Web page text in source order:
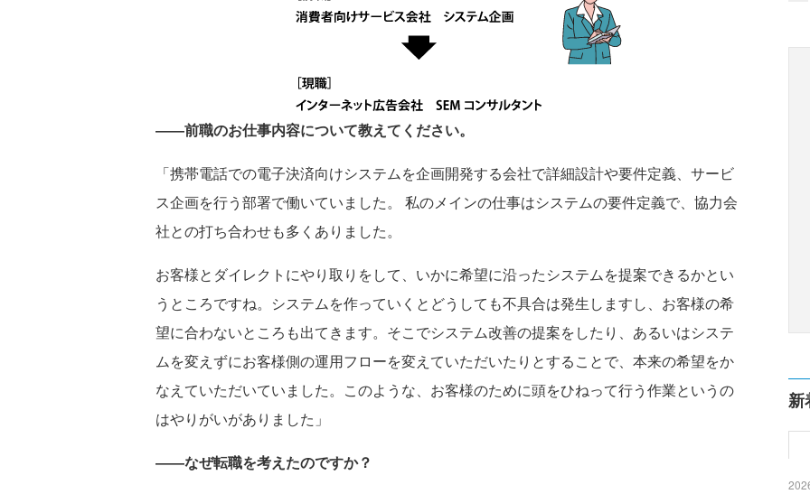
――前職のお仕事内容について教えてください。
「携帯電話での電子決済向けシステムを企画開発する会社で詳細設計や要件定義、サービ
ス企画を行う部署で働いていました。 私のメインの仕事はシステムの要件定義で、協力会
社との打ち合わせも多くありました。
お客様とダイレクトにやり取りをして、いかに希望に沿ったシステムを提案できるかとい
うところですね。システムを作っていくとどうしても不具合は発生しますし、お客様の希
望に合わないところも出てきます。そこでシステム改善の提案をしたり、あるいはシステ
ムを変えずにお客様側の運用フローを変えていただいたりとすることで、本来の希望をか
なえていただいていました。このような、お客様のために頭をひねって行う作業というの
はやりがいがありました」
――なぜ転職を考えたのですか？
新